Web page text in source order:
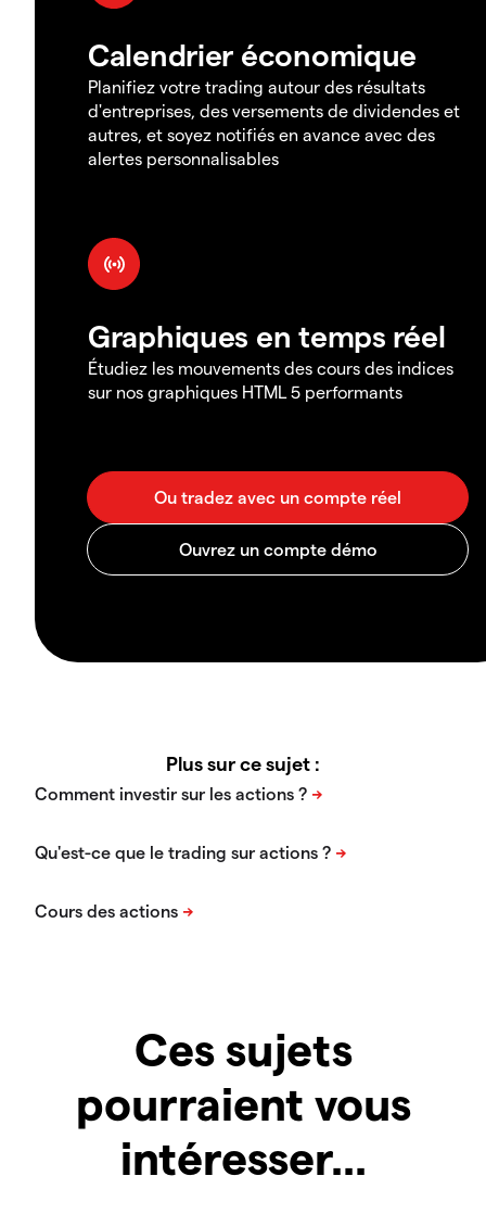
Calendrier économique
Planifiez votre trading autour des résultats
d'entreprises, des versements de dividendes et
autres, et soyez notifiés en avance avec des
alertes personnalisables
Graphiques en temps réel
Étudiez les mouvements des cours des indices
sur nos graphiques HTML 5 performants
Plus sur ce sujet :
Ces sujets
pourraient vous
intéresser...